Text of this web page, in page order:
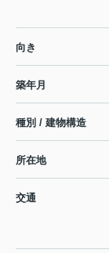
向き
築年月
種別 / 建物構造
所在地
交通